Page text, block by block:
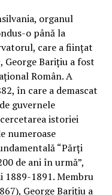
organul
o până la
care a fiinţat
Bariţiu a fost
Român. A
în care a demascat
guvernele
istoriei
numeroase
“Părţi
de ani în urmă”,
1891. Membru
George Bariţiu a